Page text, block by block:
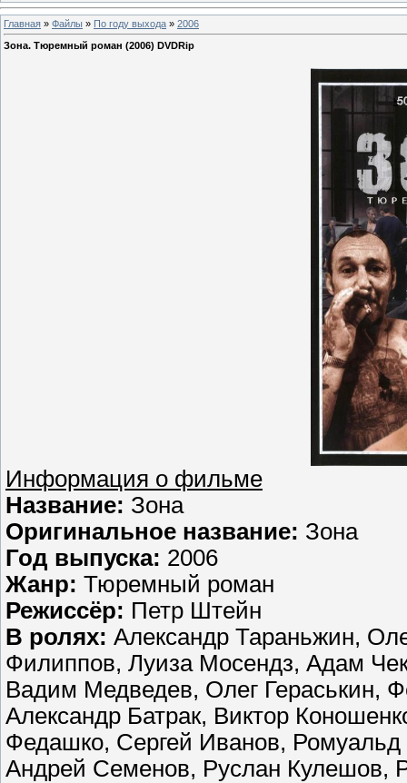
Главная » Файлы » По году выхода » 2006
Зона. Тюремный роман (2006) DVDRip
Информация о фильме
Название: Зона
Оригинальное название: Зона
Год выпуска: 2006
Жанр: Тюремный роман
Режиссёр: Петр Штейн
В ролях: Александр Тараньжин,
Филиппов, Луиза Мосендз, Адам
Вадим Медведев, Олег
Александр Батрак, Виктор
Федашко, Сергей Иванов,
Андрей Семенов, Руслан Кулешов,